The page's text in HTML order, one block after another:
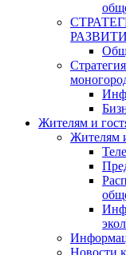
Жителям и
Жителям
Новости